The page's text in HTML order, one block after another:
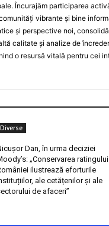
Încurajăm participarea
vibrante și bine
și perspective noi,
calitate și analize de
o resursă vitală pentru cei
Diverse
Dan, în urma deciziei
„Conservarea ratingului
ilustrează eforturile
ale cetățenilor și ale
de afaceri”